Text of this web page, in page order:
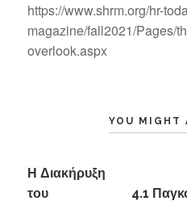
https://www.shrm.org/hr-
magazine/fall2021/Pages/
overlook.aspx
YOU MIGHT
Η Διακήρυξη
του
4.1